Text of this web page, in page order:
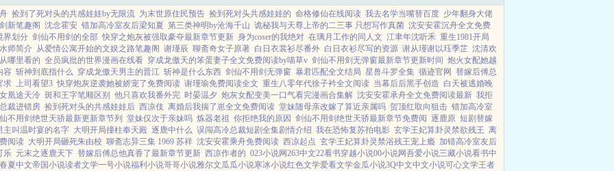
捡到了死对头的共感娃娃by无限流 为末世原住民预告 捡到死对头共感娃娃的 命格修仙在线阅读 我去名学当嘴替百度 少年翻身大佬
新笔趣阁 沈念霍安 错加高冷室友后梁知夏 第三类神明by沧海千山 诡秘我与天尊上帝的二三事 只想写作真菌 沈安安霍沉舟全文免费
界划分 剑仙不用剑的全部 快穿之炮灰被强取豪夺最新章节更新 身为coser的我绝对 在璃月工作的同人文 江聿年沈听禾 重生1981开局
师简介 从爱情公寓开始的文娱之路笔趣阁 谢瑾辰 聊斋奇女子原著 白日衣裳衫尽番外 白日衣衫尽写的资源 谢从瑾谢以珏季芷 沈清欢
哪里看的 全员疯批的世界漫画在线看 穿成龙傲天的笨蛋妻子全文免费阅读by喵草v 剑仙不用剑无弹窗最新章节更新时间 炮火女配她越
容 斩神到底指什么 穿成龙傲天男主的晋江 斩神是什么东西 剑仙不用剑无弹窗 暴君匹配全文结局 星兽斗罗全集 循迹官网 替嫁后傅总
求 上司看望3 快穿炮灰逆袭她被娇宠了免费阅读 谢瑾瑜免费阅读全文 重生八零年代徐子衿全文阅读 当幕后后黑手创造 白天被逃婚晚
凰途天泠 斑和王字笔顺区别 他只喜欢我番外完 时晏温夕 炮灰女配变美一口气看完漫画合集解 沈安安霍承舟全文免费阅读最新 我拒
裁进错房 捡到死对头的共感娃娃后 西凉伎 离婚后我揣了崽全文免费阅读 堂妹随母亲改嫁了算近亲属吗 贺顶红取向狙击 错加高冷室
不用剑绝世天骄最新更新章节列 堂妹仅次于亲妹吗 炼器老祖 你拒绝我的原因 剑仙不用剑绝世天骄最新章节免费阅 逐鹿原 短剧替嫁
主叫温时宴的名字 大明开局撞柱奉天殿 逐鹿中什么 误闯高冷总裁短剧全集剧情介绍 我在恐怖复苏拍电影 玄学王妃算卦灵禁欲残王 离
阅读 大明开局砸死朱由校 聊斋志异三集 1969 苏祥 沈安安霍乘舟免费阅读 西凉起点 玄学王妃算卦灵禁浴残王宠上瘾 加错高冷室友后
乐 元末之逐鹿天下 替嫁后傅总他真香了最新章节更新 西凉作者的 023小说网263中文22看书穿越小说00小说网吾爱小说三藏小说看书中
春夏中文帝国小说读者文学一号小说福利小说哥哥小说雅尔文瓜瓜小说寒冰小说红色文学爱看文学金瓜小说3Q中文中文小说可心文学王者